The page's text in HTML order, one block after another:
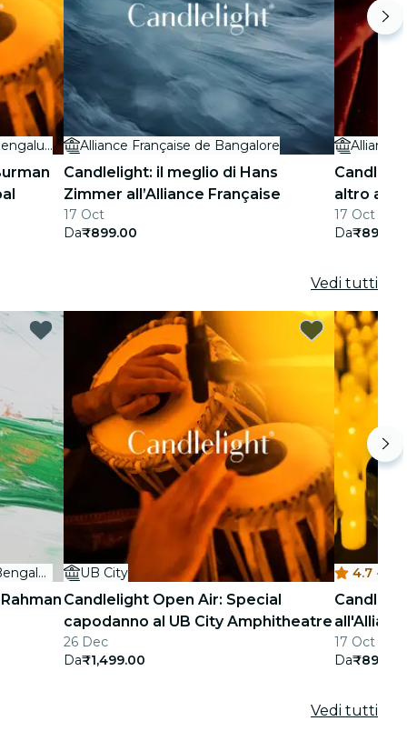
Hyatt Centric Hebbal Bengaluru Alliance Française de Bangalore
Candlelight: il meglio di Hans
Zimmer all’Alliance Française
17 Oct
Da₹899.00
Alliance
altro
17 Oct - 13
Da₹899.00
Vedi tutti
Hyatt Centric Hebbal Bengaluru UB City
Candlelight Open Air: Special
capodanno al UB City Amphitheatre
26 Dec
Da₹1,499.00
4.7 ·
17 Oct - 13
Da₹899.00
Vedi tutti